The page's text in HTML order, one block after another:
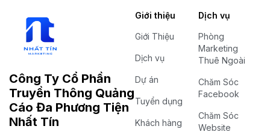
Công Ty Cổ Phần
Truyền Thông Quảng
Cáo Đa Phương Tiện
Nhất Tín
Giới thiệu
Giới Thiệu
Dịch vụ
Dự án
Tuyển dụng
Khách hàng
Dịch vụ
Phòng
Marketing
Thuê Ngoài
Chăm Sóc
Facebook
Chăm Sóc
Website